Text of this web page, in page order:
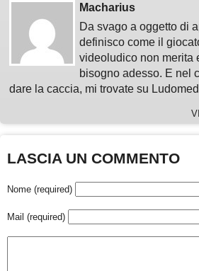
Macharius
Da svago a oggetto di
definisco come il
videoludico non merita
bisogno adesso. E nel
dare la caccia, mi trovate su
LASCIA UN COMMENTO
Nome (required)
Mail (required)